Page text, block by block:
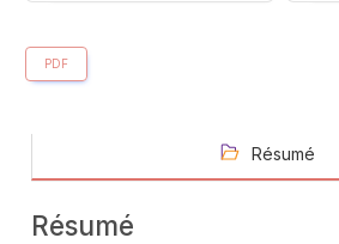
PDF
Résumé
Résumé